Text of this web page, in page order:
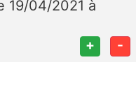
19/04/2021 à
+ -